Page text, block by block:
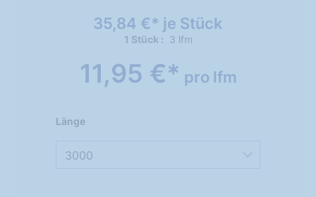
35,84 €* je Stück
1 Stück 3 lfm
11,95 €* pro lfm
3000
Länge